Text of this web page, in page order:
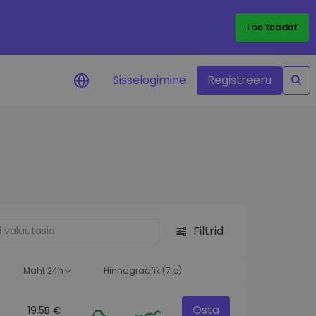
Loe teadet
Sisselogimine Registreeru
Filtrid
Maht 24h Hinnagraafik (7 p)
19.5B € Osta